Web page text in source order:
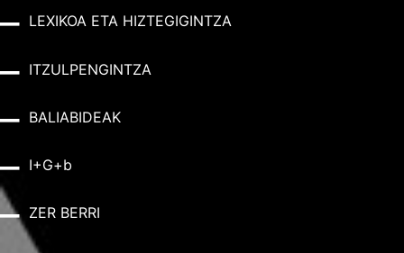
LEXIKOA ETA HIZTEGIGINTZA
ITZULPENGINTZA
BALIABIDEAK
I+G+b
ZER BERRI